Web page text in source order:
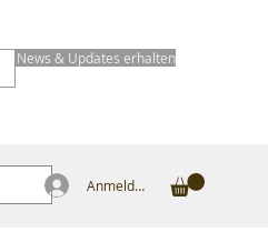
News & Updates erhalten
Anmelden